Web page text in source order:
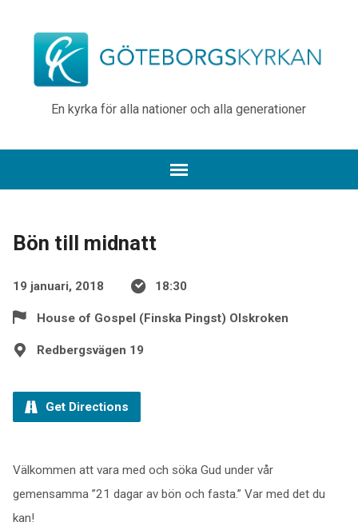
En kyrka för alla nationer och alla generationer
Bön till midnatt
19 januari, 2018 18:30
House of Gospel (Finska Pingst) Olskroken
Redbergsvägen 19
Get Directions
Välkommen att vara med och söka Gud under vår
gemensamma ”21 dagar av bön och fasta.” Var med det du
kan!